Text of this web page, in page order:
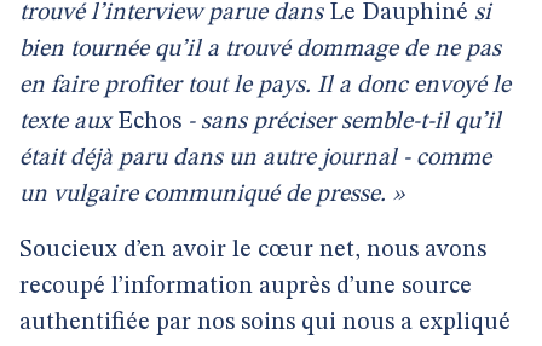
trouvé l’interview parue dans Le Dauphiné si
bien tournée qu’il a trouvé dommage de ne pas
en faire profiter tout le pays. Il a donc envoyé le
texte aux Echos - sans préciser semble-t-il qu’il
était déjà paru dans un autre journal - comme
un vulgaire communiqué de presse. »
Soucieux d’en avoir le cœur net, nous avons
recoupé l’information auprès d’une source
authentifiée par nos soins qui nous a expliqué